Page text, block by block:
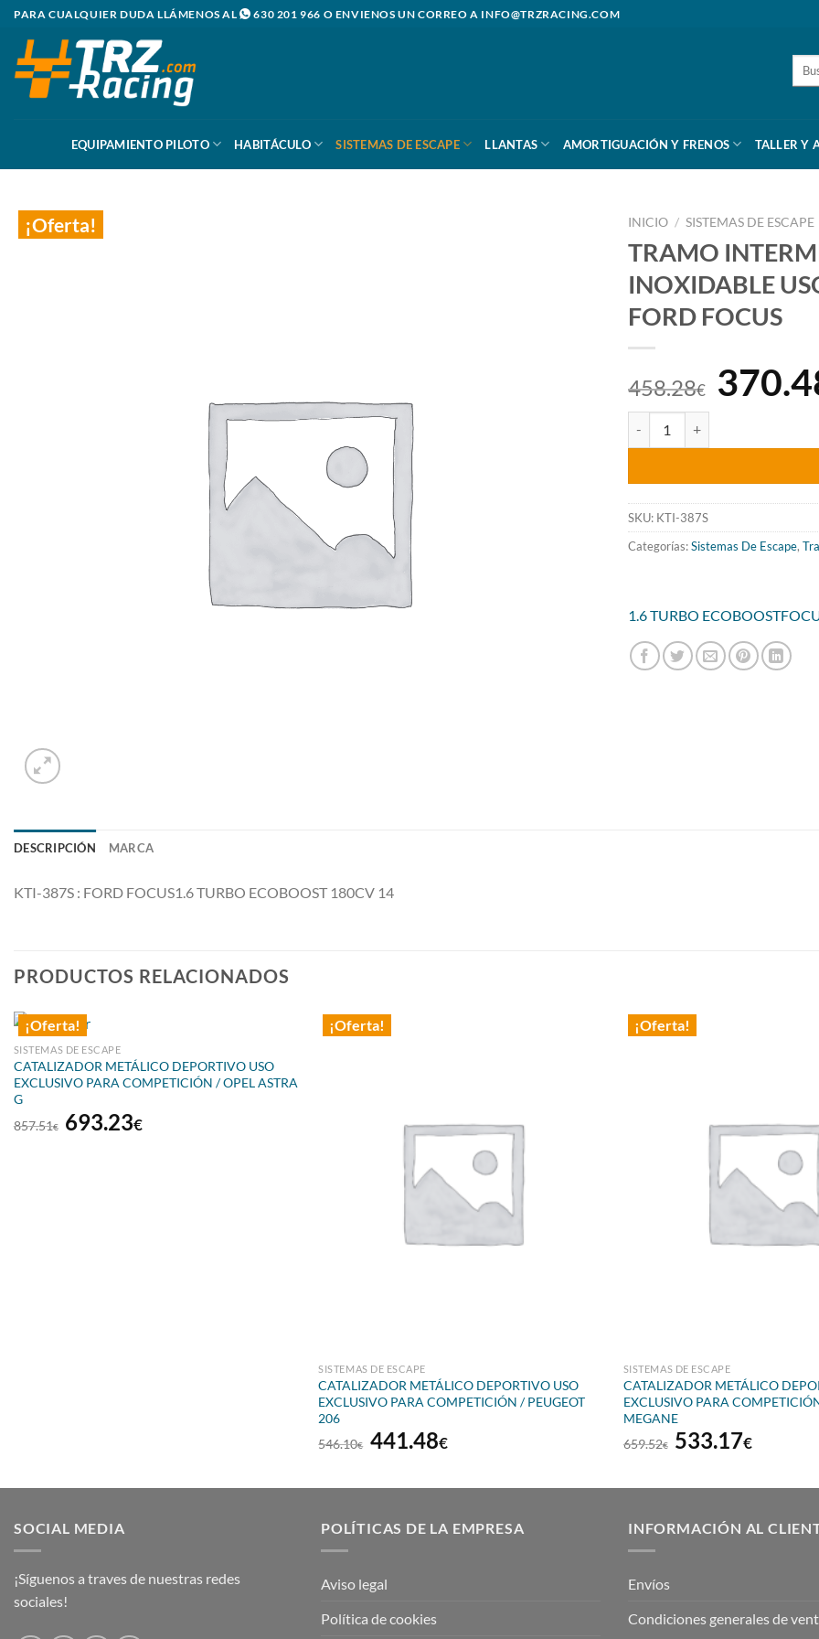
Saltar
contenido
PARA CUALQUIER DUDA LLÁMENOS AL 630 201 966 O ENVIENOS UN CORREO A INFO@TRZRACING.COM
Buscar
EQUIPAMIENTO PILOTO HABITÁCULO SISTEMAS DE ESCAPE LLANTAS AMORTIGUACIÓN Y FRENOS TALLER Y
¡Oferta! INICIO / SISTEMAS DE ESCAPE
TRAMO
INOXIDABLE
FORD FOCUS
458.28€
El
era:
SKU: KTI-387S
Categorías:Sistemas De Escape,
1.6 TURBO ECOBOOST
DESCRIPCIÓN MARCA
KTI-387S : FORD FOCUS1.6 TURBO ECOBOOST 180CV 14
PRODUCTOS RELACIONADOS
¡Oferta!
SISTEMAS DE ESCAPE
CATALIZADOR METÁLICO DEPORTIVO USO
EXCLUSIVO PARA COMPETICIÓN / OPEL ASTRA
G
857.51€
El
693.23€El
¡Oferta!
SISTEMAS DE ESCAPE
CATALIZADOR METÁLICO DEPORTIVO USO
EXCLUSIVO PARA COMPETICIÓN / PEUGEOT
206
546.10€
El
original
546.10€.
441.48€El
actual
441.48€.
¡Oferta!
SISTEMAS DE ESCAPE
CATALIZADOR METÁLICO
EXCLUSIVO PARA
MEGANE
659.52€
El
original
659.52€.
533.17€El
actual
SOCIAL MEDIA
¡Síguenos a traves de nuestras redes
sociales!
POLÍTICAS DE LA EMPRESA
Aviso legal
Política de cookies
INFORMACIÓN AL
Envíos
Condiciones generales de